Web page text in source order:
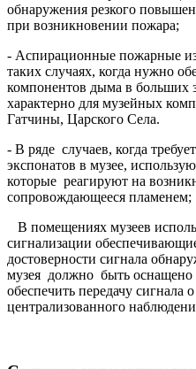
обнаружения резкого
при возникновении пожара;
- Аспирационные пожарные
таких случаях, когда нужно
компонентов дыма в больших
характерно для музейных
Гатчины, Царского Села.
- В ряде случаев, когда
экспонатов в музее,
которые реагируют на
сопровождающееся пламенем;
В помещениях музеев
сигнализации
достоверности сигнала
музея должно быть оснащено
обеспечить передачу сигнала
централизованного